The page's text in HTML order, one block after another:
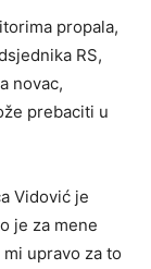
propala,
RS,
novac,
prebaciti u
Vidović je
je za mene
upravo za to